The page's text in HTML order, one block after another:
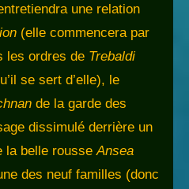
une relation
(elle commencera par
les ordres de Trebaldi
se sert d’elle), le
de la garde des
dissimulé derrière un
la belle rousseAnsea
des neuf familles (donc